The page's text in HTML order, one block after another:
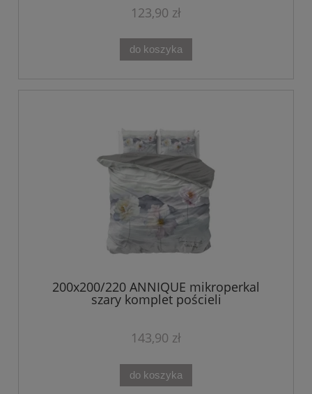
123,90 zł
do koszyka
200x200/220 ANNIQUE mikroperkal
szary komplet pościeli
143,90 zł
do koszyka